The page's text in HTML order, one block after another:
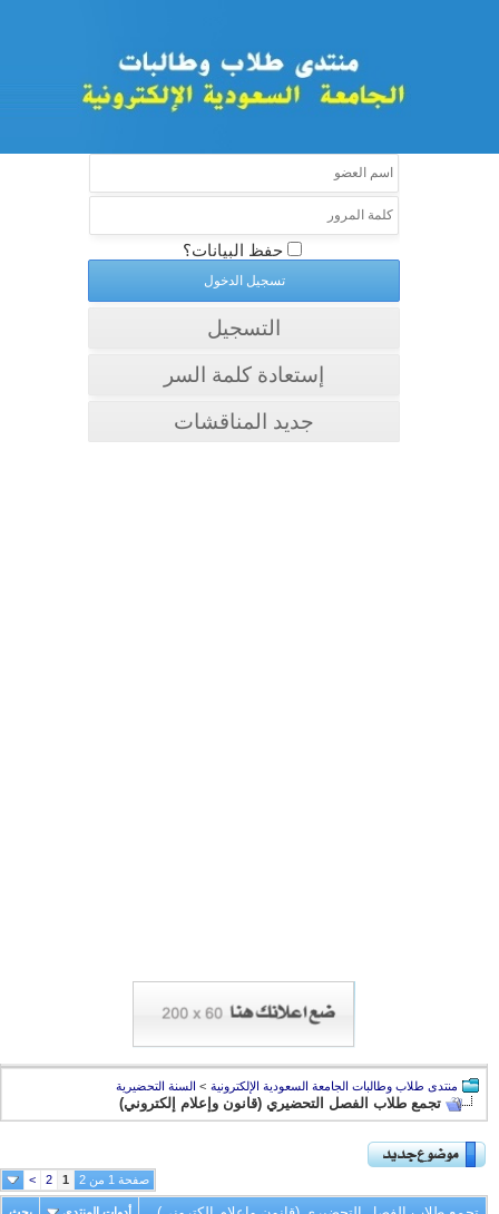
حفظ البيانات؟
التسجيل
إستعادة كلمة السر
جديد المناقشات
منتدى طلاب وطالبات الجامعة السعودية الإلكترونية > السنة التحضيرية
تجمع طلاب الفصل التحضيري (قانون وإعلام إلكتروني)
صفحة 1 من 2 1
2
>